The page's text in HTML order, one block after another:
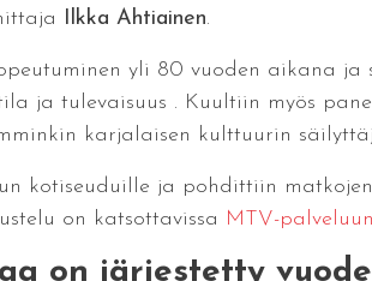
Ilkka Ahtiainen.
yli 80 vuoden aikana ja
ja tulevaisuus . Kuultiin myös
karjalaisen kulttuurin
kotiseuduille ja pohdittiin
on katsottavissa MTV-palveluun
on järjestetty